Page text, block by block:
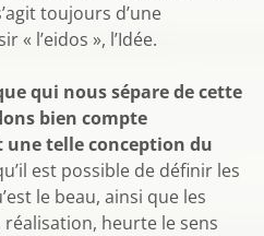
toujours d’une
« l’eidos », l’Idée.
qui nous sépare de cette
bien compte
telle conception du
est possible de définir les
le beau, ainsi que les
heurte le sens